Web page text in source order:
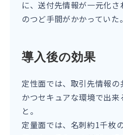
に、送付先情報が一元化
のつど手間がかかっていた。
導入後の効果
定性面では、取引先情報の
かつセキュアな環境で出来
と。
定量面では、名刺約1千枚